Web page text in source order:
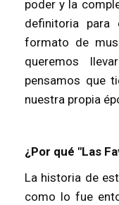
poder y la
definitoria para
formato de
queremos
pensamos que
nuestra propia
¿Por qué "Las
La historia de
como lo fue